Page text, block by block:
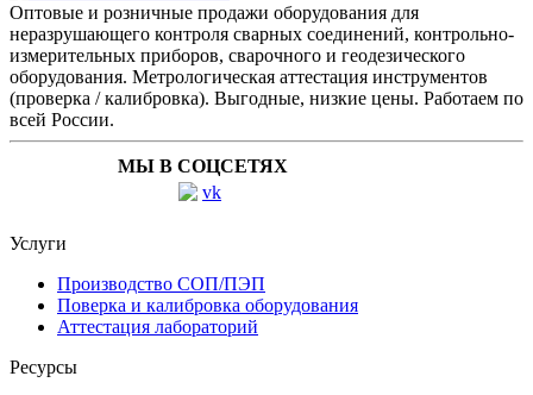
Оптовые и розничные продажи оборудования для
неразрушающего контроля сварных соединений, контрольно-
измерительных приборов, сварочного и геодезического
оборудования. Метрологическая аттестация инструментов
(проверка / калибровка). Выгодные, низкие цены. Работаем по
всей России.
МЫ В СОЦСЕТЯХ
Услуги
Производство СОП/ПЭП
Поверка и калибровка оборудования
Аттестация лабораторий
Ресурсы